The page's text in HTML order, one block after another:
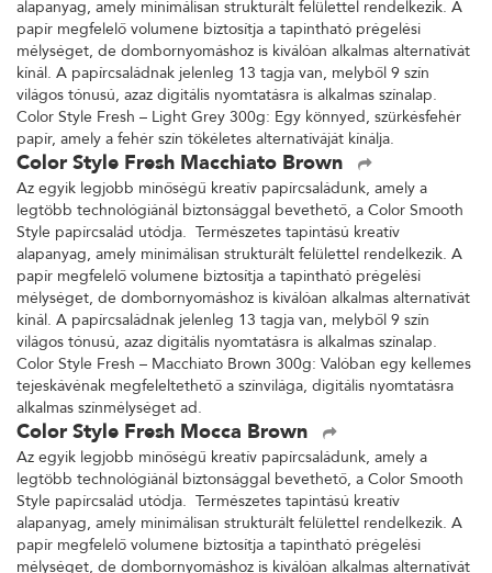
alapanyag, amely minimálisan strukturált felülettel rendelkezik. A
papír megfelelő volumene biztosítja a tapintható prégelési
mélységet, de dombornyomáshoz is kiválóan alkalmas alternatívát
kínál. A papírcsaládnak jelenleg 13 tagja van, melyből 9 szín
világos tónusú, azaz digitális nyomtatásra is alkalmas színalap.
Color Style Fresh – Light Grey 300g: Egy könnyed, szürkésfehér
papír, amely a fehér szín tökéletes alternatíváját kínálja.
Color Style Fresh Macchiato Brown
Az egyik legjobb minőségű kreatív papírcsaládunk, amely a
legtöbb technológiánál biztonsággal bevethető, a Color Smooth
Style papírcsalád utódja. Természetes tapintású kreatív
alapanyag, amely minimálisan strukturált felülettel rendelkezik. A
papír megfelelő volumene biztosítja a tapintható prégelési
mélységet, de dombornyomáshoz is kiválóan alkalmas alternatívát
kínál. A papírcsaládnak jelenleg 13 tagja van, melyből 9 szín
világos tónusú, azaz digitális nyomtatásra is alkalmas színalap.
Color Style Fresh – Macchiato Brown 300g: Valóban egy kellemes
tejeskávénak megfeleltethető a színvilága, digitális nyomtatásra
alkalmas színmélységet ad.
Color Style Fresh Mocca Brown
Az egyik legjobb minőségű kreatív papírcsaládunk, amely a
legtöbb technológiánál biztonsággal bevethető, a Color Smooth
Style papírcsalád utódja. Természetes tapintású kreatív
alapanyag, amely minimálisan strukturált felülettel rendelkezik. A
papír megfelelő volumene biztosítja a tapintható prégelési
mélységet, de dombornyomáshoz is kiválóan alkalmas alternatívát